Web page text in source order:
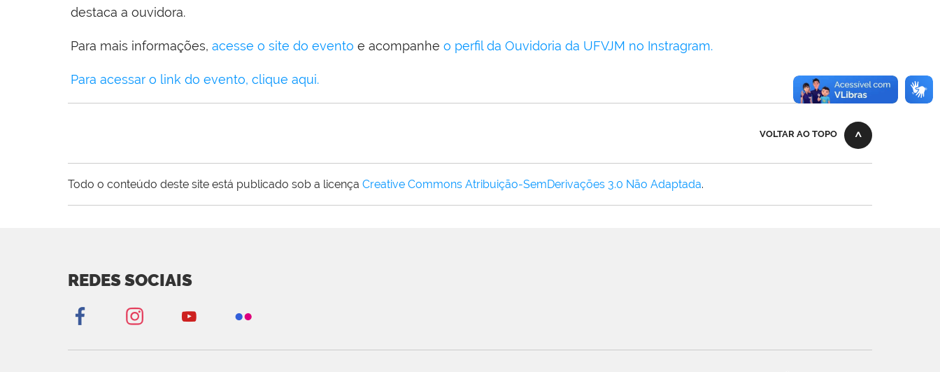
destaca a ouvidora.
Para mais informações, acesse o site do evento e acompanhe o perfil da Ouvidoria da UFVJM no Instragram.
Para acessar o link do evento, clique aqui.
VOLTAR AO TOPO
Todo o conteúdo deste site está publicado sob a licença Creative Commons Atribuição-SemDerivações 3.0 Não Adaptada.
REDES SOCIAIS